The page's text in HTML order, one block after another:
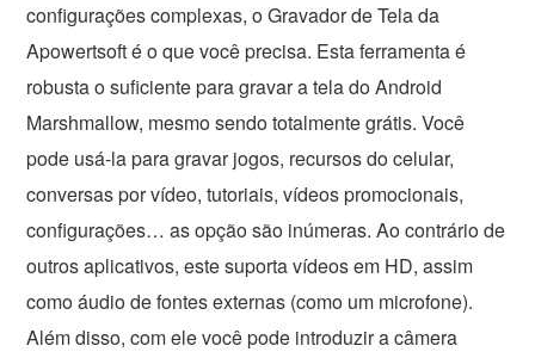
configurações complexas, o Gravador de Tela da
Apowertsoft é o que você precisa. Esta ferramenta é
robusta o suficiente para gravar a tela do Android
Marshmallow, mesmo sendo totalmente grátis. Você
pode usá-la para gravar jogos, recursos do celular,
conversas por vídeo, tutoriais, vídeos promocionais,
configurações… as opção são inúmeras. Ao contrário de
outros aplicativos, este suporta vídeos em HD, assim
como áudio de fontes externas (como um microfone).
Além disso, com ele você pode introduzir a câmera